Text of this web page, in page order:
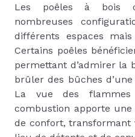
Les poêles à bois
nombreuses
différents espaces
Certains poêles
permettant d’admirer la
brûler des bûches
La vue des
combustion apporte
de confort, transformant